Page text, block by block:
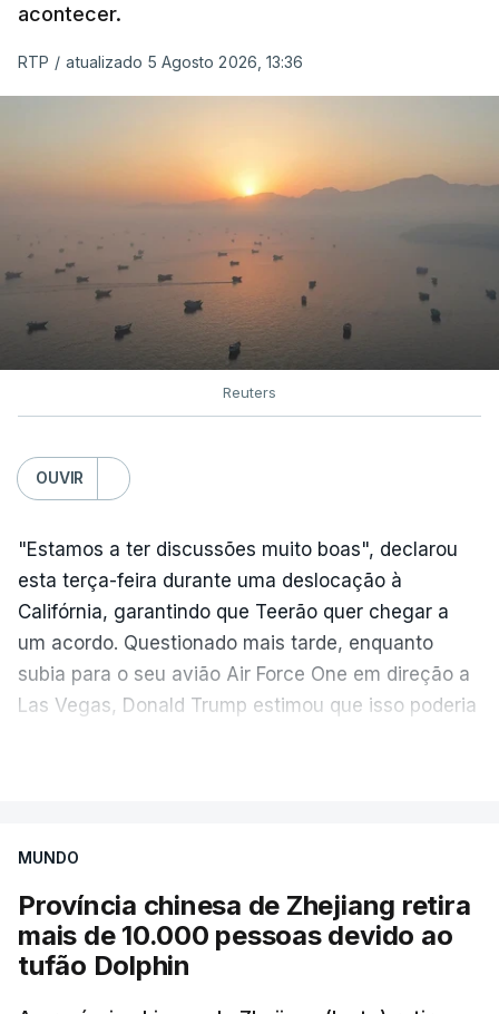
acontecer.
RTP / atualizado 5 Agosto 2026, 13:36
Reuters
OUVIR
"Estamos a ter discussões muito boas", declarou
esta terça-feira durante uma deslocação à
Califórnia, garantindo que Teerão quer chegar a
um acordo. Questionado mais tarde, enquanto
subia para o seu avião Air Force One em direção a
Las Vegas, Donald Trump estimou que isso poderia
"progressos" nas negociações com o Irão e Omã,
Segundo o meio de comunicação Axios, que cita
"fontes regionais" não identificadas, e
MUNDO
Província chinesa de Zhejiang retira
mais de 10.000 pessoas devido ao
tufão Dolphin